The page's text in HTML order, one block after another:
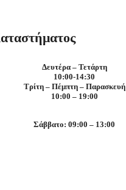
Δευτέρα – Τετάρτη
10:00-14:30
Τρίτη – Πέμπτη – Παρασκευή
10:00 – 19:00
Σάββατο: 09:00 – 13:00